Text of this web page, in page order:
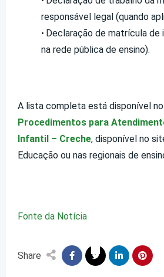
responsável legal (quando
• Declaração de matrícula de
na rede pública de ensino).
A lista completa está disponível no
Procedimentos para
Infantil – Creche, disponível no
Educação ou nas regionais de
Fonte da Notícia
Share